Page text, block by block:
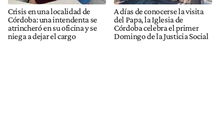
Crisis en una localidad de
Córdoba: una intendenta se
atrincheró en su oficina y se
niega a dejar el cargo
A días de conocerse la visita
del Papa, la Iglesia de
Córdoba celebra el primer
Domingo de la Justicia Social